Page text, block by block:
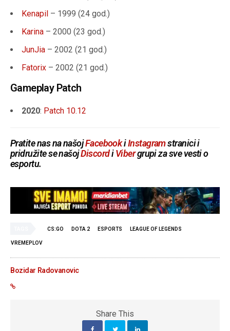
Kenapil – 1999 (24 god.)
Karina – 2000 (23 god.)
JunJia – 2002 (21 god.)
Fatorix – 2002 (21 god.)
Gameplay Patch
2020: Patch 10.12
Pratite nas na našojFacebookiInstagramstranici i
pridružite se našojDiscordiVibergrupi za sve vesti o
esportu.
CS:GO DOTA 2 ESPORTS LEAGUE OF LEGENDS
VREMEPLOV
Bozidar Radovanovic
Share This